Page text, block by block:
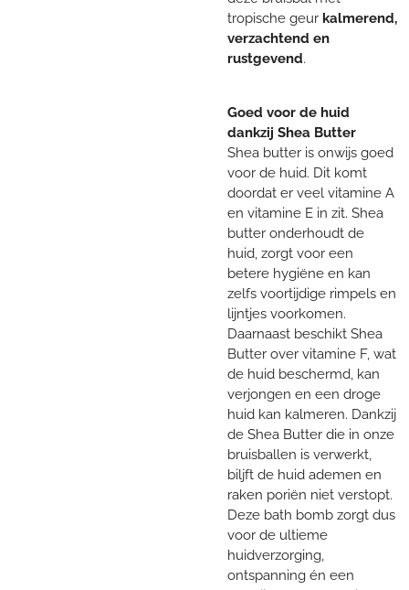
tropische geur kalmerend,
verzachtend en
rustgevend.
Goed voor de huid
dankzij Shea Butter
Shea butter is onwijs goed
voor de huid. Dit komt
doordat er veel vitamine A
en vitamine E in zit. Shea
butter onderhoudt de
huid, zorgt voor een
betere hygiëne en kan
zelfs voortijdige rimpels en
lijntjes voorkomen.
Daarnaast beschikt Shea
Butter over vitamine F, wat
de huid beschermd, kan
verjongen en een droge
huid kan kalmeren. Dankzij
de Shea Butter die in onze
bruisballen is verwerkt,
biljft de huid ademen en
raken poriën niet verstopt.
Deze bath bomb zorgt dus
voor de ultieme
huidverzorging,
ontspanning én een